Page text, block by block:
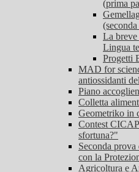
(prima
La
Lingua
Progetti
MAD for
antiossidanti
Piano
Colletta
Geometriko in
Contest
sfortuna?"
Seconda
con la
Agricoltura e